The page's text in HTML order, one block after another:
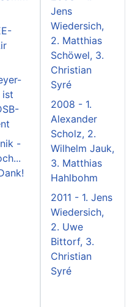
ist
-
Jens
Wiedersich,
2. Matthias
Schöwel, 3.
Christian
Syré
2008 - 1.
Alexander
Scholz, 2.
Wilhelm Jauk,
3. Matthias
Hahlbohm
2011 - 1. Jens
Wiedersich,
2. Uwe
Bittorf, 3.
Christian
Syré